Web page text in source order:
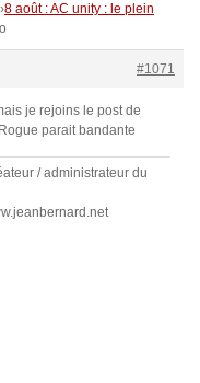
›8 août : AC unity : le plein
#1071
je rejoins le post de
parait bandante
/ administrateur du